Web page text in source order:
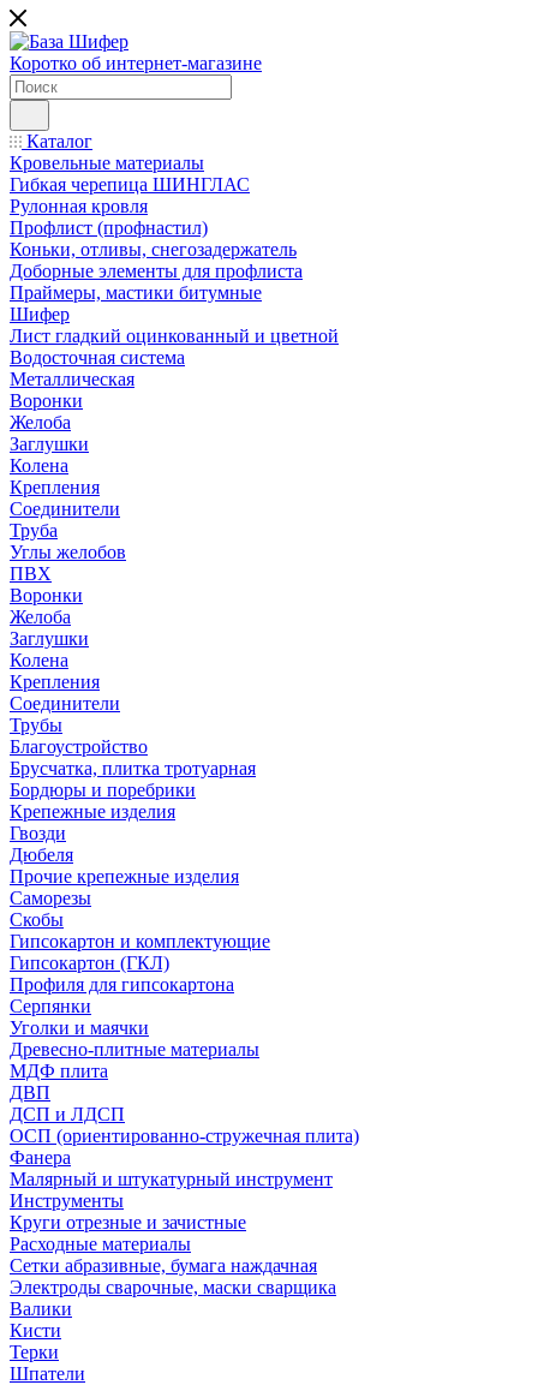
Коротко об интернет-магазине
Каталог
Кровельные материалы
Гибкая черепица ШИНГЛАС
Рулонная кровля
Профлист (профнастил)
Коньки, отливы, снегозадержатель
Доборные элементы для профлиста
Праймеры, мастики битумные
Шифер
Лист гладкий оцинкованный и цветной
Водосточная система
Металлическая
Воронки
Желоба
Заглушки
Колена
Крепления
Соединители
Труба
Углы желобов
ПВХ
Воронки
Желоба
Заглушки
Колена
Крепления
Соединители
Трубы
Благоустройство
Брусчатка, плитка тротуарная
Бордюры и поребрики
Крепежные изделия
Гвозди
Дюбеля
Прочие крепежные изделия
Саморезы
Скобы
Гипсокартон и комплектующие
Гипсокартон (ГКЛ)
Профиля для гипсокартона
Серпянки
Уголки и маячки
Древесно-плитные материалы
МДФ плита
ДВП
ДСП и ЛДСП
ОСП (ориентированно-стружечная плита)
Фанера
Малярный и штукатурный инструмент
Инструменты
Круги отрезные и зачистные
Расходные материалы
Сетки абразивные, бумага наждачная
Электроды сварочные, маски сварщика
Валики
Кисти
Терки
Шпатели